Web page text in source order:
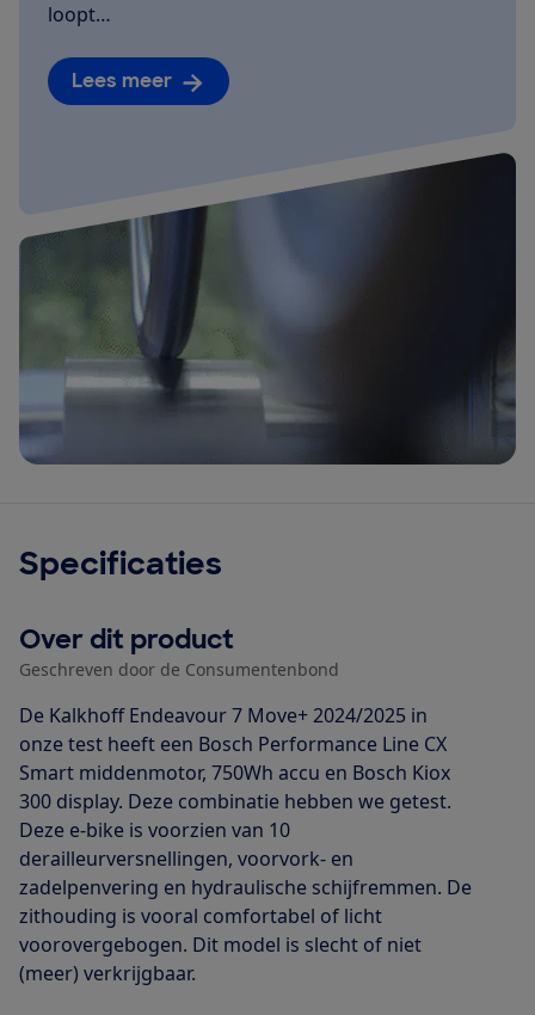
loopt…
Lees meer
Specificaties
Over dit product
Geschreven door de Consumentenbond
De Kalkhoff Endeavour 7 Move+ 2024/2025 in
onze test heeft een Bosch Performance Line CX
Smart middenmotor, 750Wh accu en Bosch Kiox
300 display. Deze combinatie hebben we getest.
Deze e-bike is voorzien van 10
derailleurversnellingen, voorvork- en
zadelpenvering en hydraulische schijfremmen. De
zithouding is vooral comfortabel of licht
voorovergebogen. Dit model is slecht of niet
(meer) verkrijgbaar.